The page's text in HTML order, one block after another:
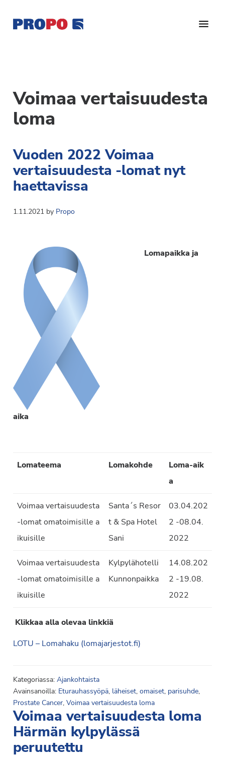
pääsisältöön
alatunnisteeseen
Suomen
eturauhassyöpäyhdistys
Ry
potilasjärjestö,
joka
on
1997.
Yhdistys
on
Syöpäyhdistyksen
Voimaa vertaisuudesta
loma
Vuoden 2022 Voimaa
vertaisuudesta -lomat nyt
haettavissa
1.11.2021by Propo
Lomapaikka ja
aika
Lomateema Lomakohde
Loma-aik
a
Voimaa vertaisuudesta
-lomat omatoimisille a
ikuisille
Santa´s Resor
t & Spa Hotel
Sani
03.04.202
2 -08.04.
2022
Voimaa vertaisuudesta
-lomat omatoimisille a
ikuisille
Kylpylähotelli
Kunnonpaikka
14.08.202
2 -19.08.
2022
Klikkaa alla olevaa linkkiä
LOTU – Lomahaku (lomajarjestot.fi)
Kategoriassa: Ajankohtaista
Avainsanoilla: Eturauhassyöpä, läheiset, omaiset, parisuhde,
Prostate Cancer, Voimaa vertaisuudesta loma
Voimaa vertaisuudesta loma
Härmän kylpylässä
peruutettu